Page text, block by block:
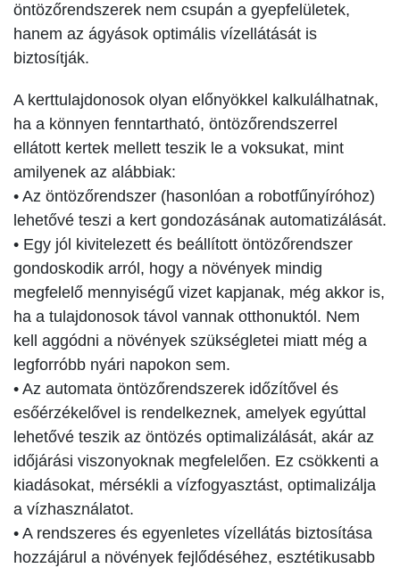
öntözőrendszerek nem csupán a gyepfelületek,
hanem az ágyások optimális vízellátását is
biztosítják.
A kerttulajdonosok olyan előnyökkel kalkulálhatnak,
ha a könnyen fenntartható, öntözőrendszerrel
ellátott kertek mellett teszik le a voksukat, mint
amilyenek az alábbiak:
• Az öntözőrendszer (hasonlóan a robotfűnyíróhoz)
lehetővé teszi a kert gondozásának automatizálását.
• Egy jól kivitelezett és beállított öntözőrendszer
gondoskodik arról, hogy a növények mindig
megfelelő mennyiségű vizet kapjanak, még akkor is,
ha a tulajdonosok távol vannak otthonuktól. Nem
kell aggódni a növények szükségletei miatt még a
legforróbb nyári napokon sem.
• Az automata öntözőrendszerek időzítővel és
esőérzékelővel is rendelkeznek, amelyek egyúttal
lehetővé teszik az öntözés optimalizálását, akár az
időjárási viszonyoknak megfelelően. Ez csökkenti a
kiadásokat, mérsékli a vízfogyasztást, optimalizálja
a vízhasználatot.
• A rendszeres és egyenletes vízellátás biztosítása
hozzájárul a növények fejlődéséhez, esztétikusabb